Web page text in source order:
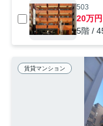
503
20万円
5階 /
賃貸マンション